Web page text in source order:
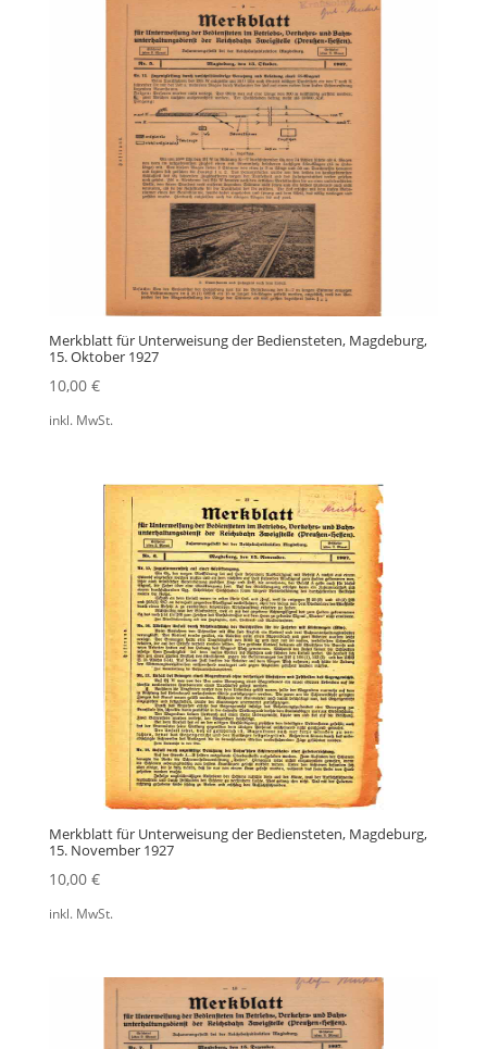
Merkblatt für Unterweisung der Bediensteten, Magdeburg,
15. Oktober 1927
10,00 €
inkl. MwSt.
Merkblatt für Unterweisung der Bediensteten, Magdeburg,
15. November 1927
10,00 €
inkl. MwSt.